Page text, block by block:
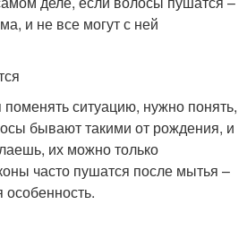
и не все могут с ней
ситуацию, нужно понять,
бывают такими от рождения, и
их можно только
часто пушатся после мытья –
особенность.